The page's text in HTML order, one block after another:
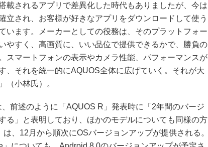
載されるアプリで差異化した時代もありましたが、今は
立され、お客様が好きなアプリをダウンロードして使う
います。メーカーとしての役務は、そのプラットフォー
やすく、高画質に、いい品位で提供できるかで、勝負の
スマートフォンの表示やカメラ性能、パフォーマンスが
、それを統一的にAQUOS全体に広げていく。それが大
（小林氏）。
前述のように「AQUOS R」発表時に「2年間のバージ
る」と表明しており、ほかのモデルについても同様の方
、12月から順次にOSバージョンアップが提供される。